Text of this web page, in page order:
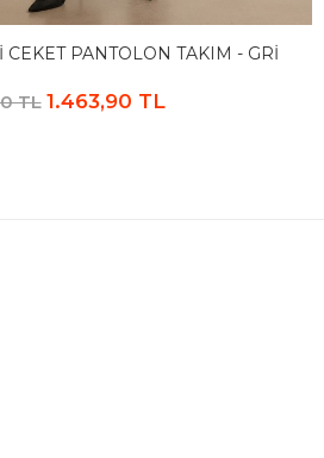
CEKET PANTOLON TAKIM - GRI
TL 1.463,90 TL